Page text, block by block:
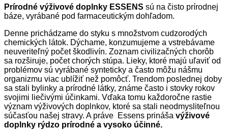
Prírodné výživové doplnky ESSENS sú na čisto prírodnej
báze, vyrábané pod farmaceutickým dohľadom.
Denne prichádzame do styku s množstvom cudzorodých
chemických látok. Dýchame, konzumujeme a vstrebávame
neuveriteľný počet škodlivín. Zoznam civilizačných chorôb
sa rozširuje, počet chorých stúpa. Lieky, ktoré majú uľaviť od
problémov sú vyrábané synteticky a často môžu nášmu
organizmu viac ublížiť než pomôcť. Trendom poslednej doby
sa stali bylinky a prírodné látky, známe často i stovky rokov
svojimi liečivými účinkami. Vďaka tomu každoročne rastie
význam výživových doplnkov, ktoré sa stali neodmysliteľnou
súčasťou našej stravy. A práve Essens prináša výživové
doplnky rýdzo prírodné a vysoko účinné.